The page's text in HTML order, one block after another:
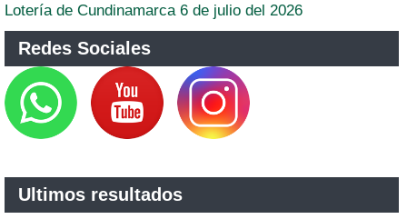
Lotería de Cundinamarca 6 de julio del 2026
Redes Sociales
Ultimos resultados